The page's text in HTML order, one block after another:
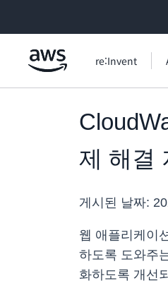
re:Invent
제 해결
게시된 날짜:
웹 애플리케이
하도록 도와주
화하도록 개선